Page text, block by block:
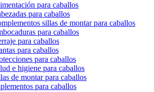
para caballos
para caballos
sillas de montar para caballos
para caballos
para caballos
para caballos
para caballos
e higiene para caballos
de montar para caballos
para caballos